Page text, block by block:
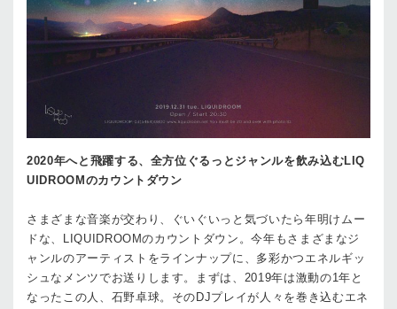
2020年へと飛躍する、全方位ぐるっとジャンルを飲み込むLIQ
UIDROOMのカウントダウン
さまざまな音楽が交わり、ぐいぐいっと気づいたら年明けムー
ドな、LIQUIDROOMのカウントダウン。今年もさまざまなジ
ャンルのアーティストをラインナップに、多彩かつエネルギッ
シュなメンツでお送りします。まずは、2019年は激動の1年と
なったこの人、石野卓球。そのDJプレイが人々を巻き込むエネ